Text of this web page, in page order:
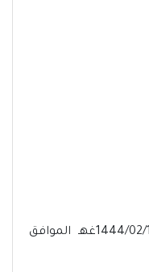
متاح من اليوم الأربعاء بتاريخ 1444/02/18غهـ الموافق